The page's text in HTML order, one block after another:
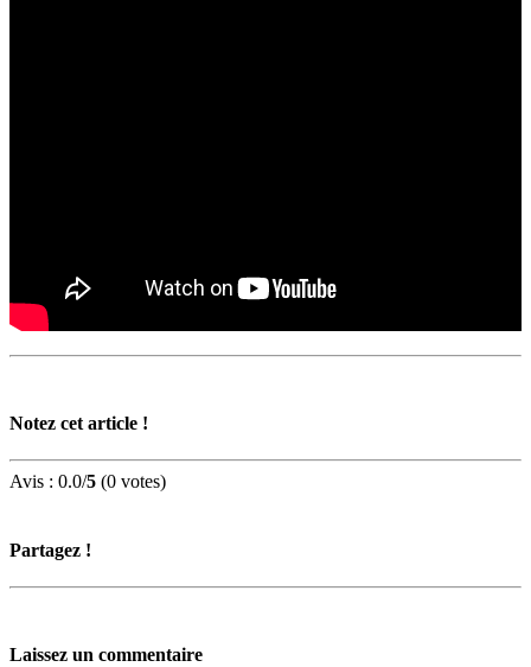
Notez cet article !
Avis : 0.0/5 (0 votes)
Partagez !
Laissez un commentaire